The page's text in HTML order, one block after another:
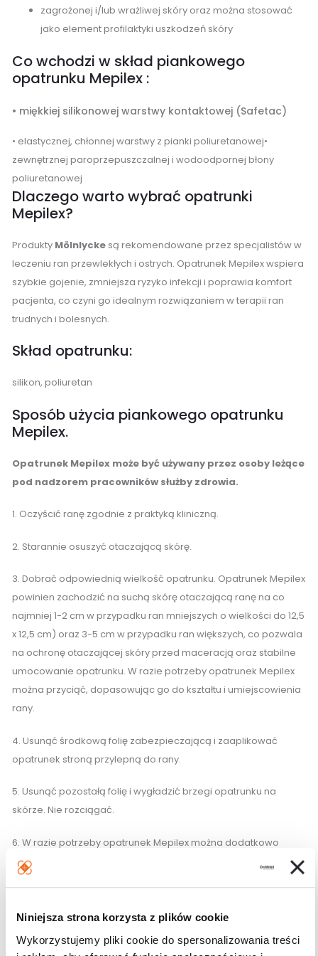
Niniejsza strona korzysta z plików cookie
Wykorzystujemy pliki cookie do spersonalizowania treści
zagrożonej i/lub wrażliwej skóry oraz można stosować
jako element profilaktyki uszkodzeń skóry
Co wchodzi w skład piankowego
opatrunku Mepilex :
• miękkiej silikonowej warstwy kontaktowej (Safetac)
• elastycznej, chłonnej warstwy z pianki poliuretanowej•
zewnętrznej paroprzepuszczalnej i wodoodpornej błony
poliuretanowej
Dlaczego warto wybrać opatrunki
Mepilex?
Produkty Mölnlycke są rekomendowane przez specjalistów w
leczeniu ran przewlekłych i ostrych. Opatrunek Mepilex wspiera
szybkie gojenie, zmniejsza ryzyko infekcji i poprawia komfort
pacjenta, co czyni go idealnym rozwiązaniem w terapii ran
trudnych i bolesnych.
Skład opatrunku:
silikon, poliuretan
Sposób użycia piankowego opatrunku
Mepilex.
Opatrunek Mepilex może być używany przez osoby leżące
pod nadzorem pracowników służby zdrowia.
1. Oczyścić ranę zgodnie z praktyką kliniczną.
2. Starannie osuszyć otaczającą skórę.
3. Dobrać odpowiednią wielkość opatrunku. Opatrunek Mepilex
powinien zachodzić na suchą skórę otaczającą ranę na co
najmniej 1-2 cm w przypadku ran mniejszych o wielkości do 12,5
x 12,5 cm) oraz 3-5 cm w przypadku ran większych, co pozwala
na ochronę otaczającej skóry przed maceracją oraz stabilne
umocowanie opatrunku. W razie potrzeby opatrunek Mepilex
można przyciąć, dopasowując go do kształtu i umiejscowienia
rany.
4. Usunąć środkową folię zabezpieczającą i zaaplikować
opatrunek stroną przylepną do rany.
5. Usunąć pozostałą folię i wygładzić brzegi opatrunku na
skórze. Nie rozciągać.
6. W razie potrzeby opatrunek Mepilex można dodatkowo
zabezpieczyć i ustabilizować za pomocą bandaża lub innej
metody.
Środki ostrożności
Nie stosować u pacjentów ze znaną nadwrażliwością na